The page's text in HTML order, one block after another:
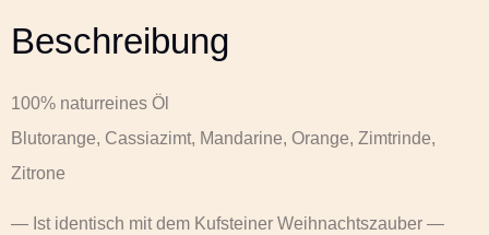
Beschreibung
100% naturreines Öl
Blutorange, Cassiazimt, Mandarine, Orange, Zimtrinde,
Zitrone
— Ist identisch mit dem Kufsteiner Weihnachtszauber —